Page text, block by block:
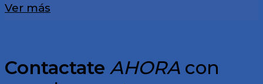
Ver más
Contactate AHORA con